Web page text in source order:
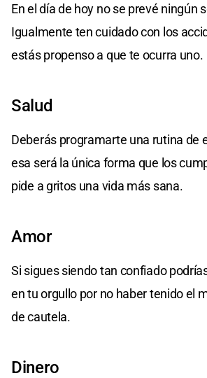
En el día de hoy no se prevé ningún
Igualmente ten cuidado con los
estás propenso a que te ocurra uno.
Salud
Deberás programarte una rutina de
esa será la única forma que los
pide a gritos una vida más sana.
Amor
Si sigues siendo tan confiado
en tu orgullo por no haber tenido el
de cautela.
Dinero